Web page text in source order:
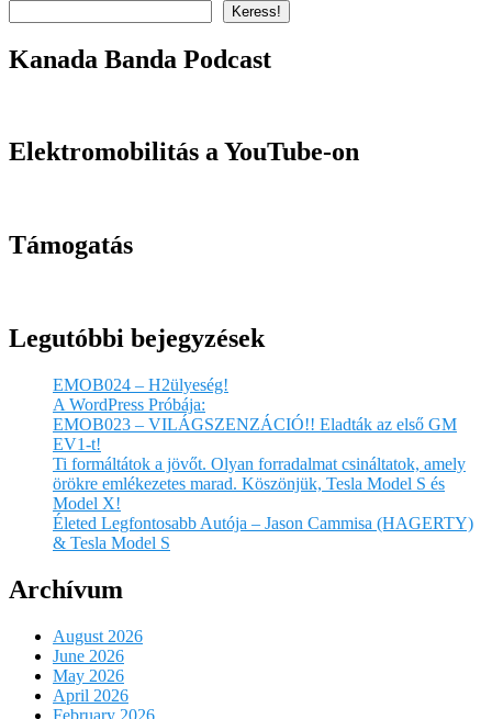
Keress!
Kanada Banda Podcast
Elektromobilitás a YouTube-on
Támogatás
Legutóbbi bejegyzések
EMOB024 – H2ülyeség!
A WordPress Próbája:
EMOB023 – VILÁGSZENZÁCIÓ!! Eladták az első GM
EV1-t!
Ti formáltátok a jövőt. Olyan forradalmat csináltatok, amely
örökre emlékezetes marad. Köszönjük, Tesla Model S és
Model X!
Életed Legfontosabb Autója – Jason Cammisa (HAGERTY)
& Tesla Model S
Archívum
August 2026
June 2026
May 2026
April 2026
February 2026